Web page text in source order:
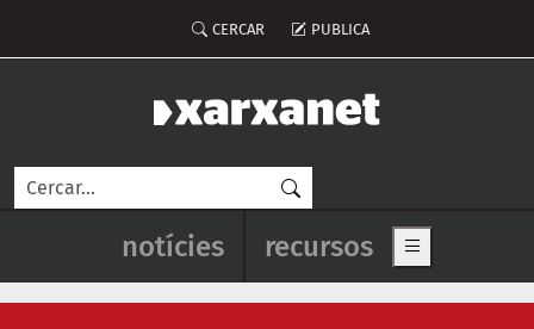
Menú del compte d'usuari
CERCAR PUBLICA
Cerca
Navegació principal de
notícies recursos Show main